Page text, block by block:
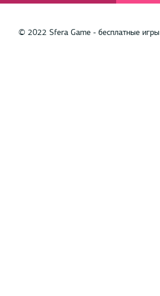
© 2022 Sfera Game - бесплатные